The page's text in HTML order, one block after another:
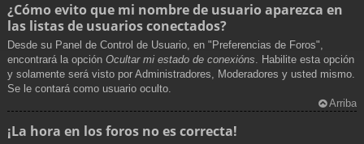
¿Cómo evito que mi nombre de usuario aparezca en
las listas de usuarios conectados?
Desde su Panel de Control de Usuario, en "Preferencias de Foros",
encontrará la opción Ocultar mi estado de conexións. Habilite esta opción
y solamente será visto por Administradores, Moderadores y usted mismo.
Se le contará como usuario oculto.
Arriba
¡La hora en los foros no es correcta!